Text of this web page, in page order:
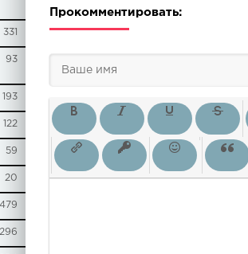
331
93
193
122
59
20
479
296
Прокомментировать: